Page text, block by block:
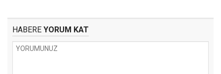
HABERE YORUM KAT